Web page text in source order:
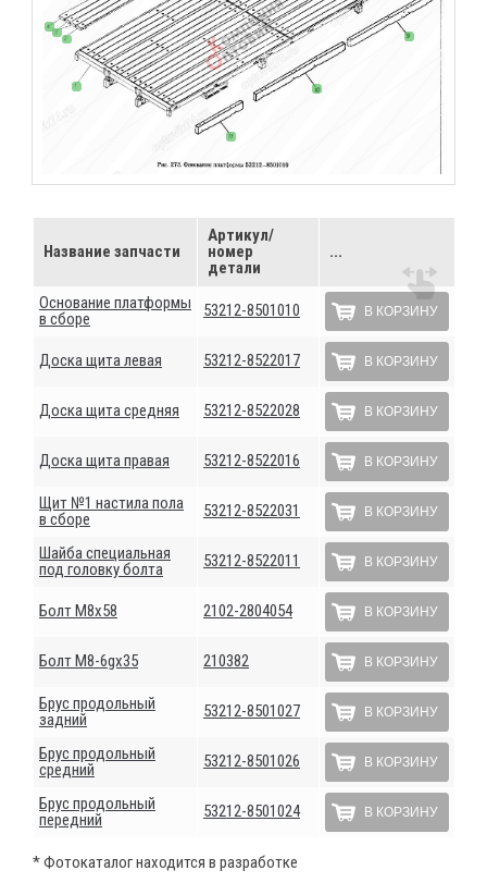
Название запчасти
Артикул/
номер
детали
...
Основание платформы
в сборе
53212-8501010 В КОРЗИНУ
Доска щита левая 53212-8522017 В КОРЗИНУ
Доска щита средняя 53212-8522028 В КОРЗИНУ
Доска щита правая 53212-8522016 В КОРЗИНУ
Щит №1 настила пола
в сборе
53212-8522031 В КОРЗИНУ
Шайба специальная
под головку болта
53212-8522011 В КОРЗИНУ
Болт М8х58 2102-2804054 В КОРЗИНУ
Болт М8-6gх35 210382 В КОРЗИНУ
Брус продольный
задний
53212-8501027 В КОРЗИНУ
Брус продольный
средний
53212-8501026 В КОРЗИНУ
Брус продольный
передний
53212-8501024 В КОРЗИНУ
* Фотокаталог находится в разработке